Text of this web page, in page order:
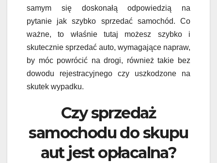
samym się doskonałą odpowiedzią na
pytanie jak szybko sprzedać samochód. Co
ważne, to właśnie tutaj możesz szybko i
skutecznie sprzedać auto, wymagające napraw,
by móc powrócić na drogi, również takie bez
dowodu rejestracyjnego czy uszkodzone na
skutek wypadku.
Czy sprzedaż
samochodu do skupu
aut jest opłacalna?